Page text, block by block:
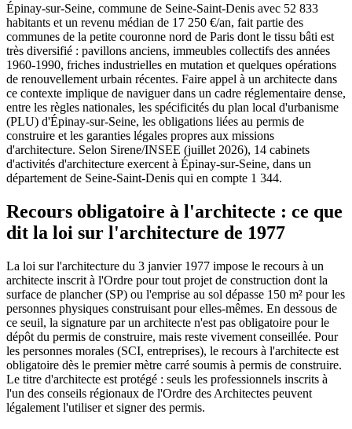
Épinay-sur-Seine, commune de Seine-Saint-Denis avec 52 833
habitants et un revenu médian de 17 250 €/an, fait partie des
communes de la petite couronne nord de Paris dont le tissu bâti est
très diversifié : pavillons anciens, immeubles collectifs des années
1960-1990, friches industrielles en mutation et quelques opérations
de renouvellement urbain récentes. Faire appel à un architecte dans
ce contexte implique de naviguer dans un cadre réglementaire dense,
entre les règles nationales, les spécificités du plan local d'urbanisme
(PLU) d'Épinay-sur-Seine, les obligations liées au permis de
construire et les garanties légales propres aux missions
d'architecture. Selon Sirene/INSEE (juillet 2026), 14 cabinets
d'activités d'architecture exercent à Épinay-sur-Seine, dans un
département de Seine-Saint-Denis qui en compte 1 344.
Recours obligatoire à l'architecte : ce que
dit la loi sur l'architecture de 1977
La loi sur l'architecture du 3 janvier 1977 impose le recours à un
architecte inscrit à l'Ordre pour tout projet de construction dont la
surface de plancher (SP) ou l'emprise au sol dépasse 150 m² pour les
personnes physiques construisant pour elles-mêmes. En dessous de
ce seuil, la signature par un architecte n'est pas obligatoire pour le
dépôt du permis de construire, mais reste vivement conseillée. Pour
les personnes morales (SCI, entreprises), le recours à l'architecte est
obligatoire dès le premier mètre carré soumis à permis de construire.
Le titre d'architecte est protégé : seuls les professionnels inscrits à
l'un des conseils régionaux de l'Ordre des Architectes peuvent
légalement l'utiliser et signer des permis.